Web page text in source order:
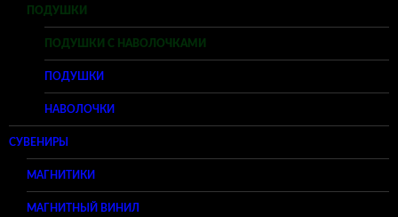
ПОДУШКИ
ПОДУШКИ С НАВОЛОЧКАМИ
ПОДУШКИ
НАВОЛОЧКИ
СУВЕНИРЫ
МАГНИТИКИ
МАГНИТНЫЙ ВИНИЛ